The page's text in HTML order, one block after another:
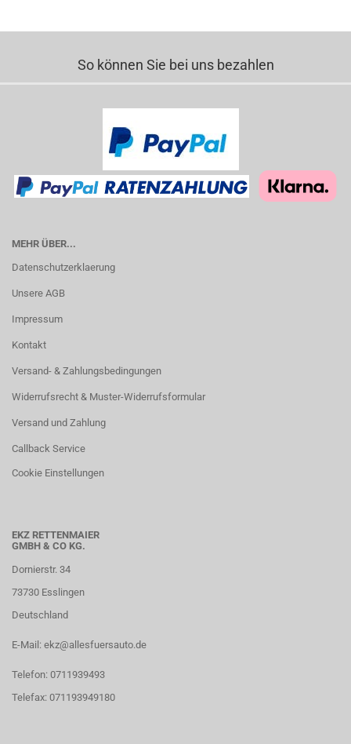
So können Sie bei uns bezahlen
MEHR ÜBER...
Datenschutzerklaerung
Unsere AGB
Impressum
Kontakt
Versand- & Zahlungsbedingungen
Widerrufsrecht & Muster-Widerrufsformular
Versand und Zahlung
Callback Service
Cookie Einstellungen
EKZ RETTENMAIER
GMBH & CO KG.
Dornierstr. 34
73730 Esslingen
Deutschland
E-Mail: ekz@allesfuersauto.de
Telefon: 0711939493
Telefax: 071193949180